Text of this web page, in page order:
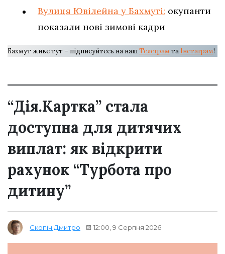
Вулиця Ювілейна у Бахмуті: окупанти
показали нові зимові кадри
Бахмут живе тут – підписуйтесь на нашТелеграм та Інстаграм!
“Дія.Картка” стала
доступна для дитячих
виплат: як відкрити
рахунок “Турбота про
дитину”
Скопіч Дмитро 12:00, 9 Серпня 2026